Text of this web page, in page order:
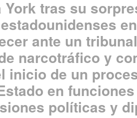
York tras su
ante un
narcotráfico y
inicio de un
en
políticas y